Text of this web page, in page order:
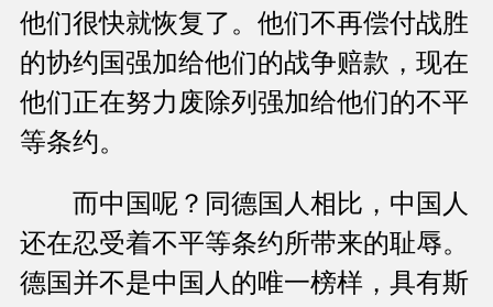
他们很快就恢复了。他们不再偿付战胜
的协约国强加给他们的战争赔款，现在
他们正在努力废除列强加给他们的不平
等条约。
而中国呢？同德国人相比，中国人
还在忍受着不平等条约所带来的耻辱。
德国并不是中国人的唯一榜样，具有斯